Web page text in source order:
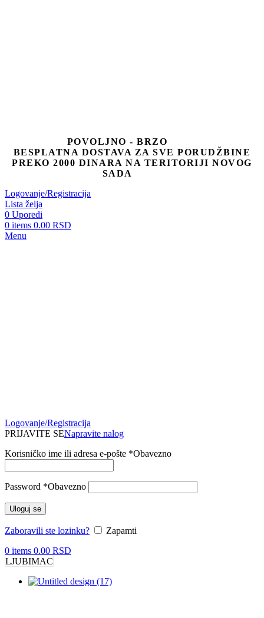
POVOLJNO - BRZO
BESPLATNA DOSTAVA ZA SVE PORUDŽBINE
PREKO 2000 DINARA NA TERITORIJI NOVOG
SADA
Logovanje/Registracija
Lista želja
0 Uporedi
0 items 0.00 RSD
Menu
Logovanje/Registracija
PRIJAVITE SENapravite nalog
Korisničko ime ili adresa e-pošte *Obavezno
Password *Obavezno
Uloguj se
Zaboravili ste lozinku?
Zapamti
0 items 0.00 RSD
LJUBIMAC